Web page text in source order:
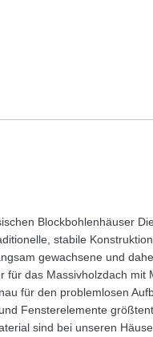
Blockbohlenhäuser
stabile
gewachsene und
das Massivholzdach
für den problemlosen
Fensterelemente
sind bei unseren